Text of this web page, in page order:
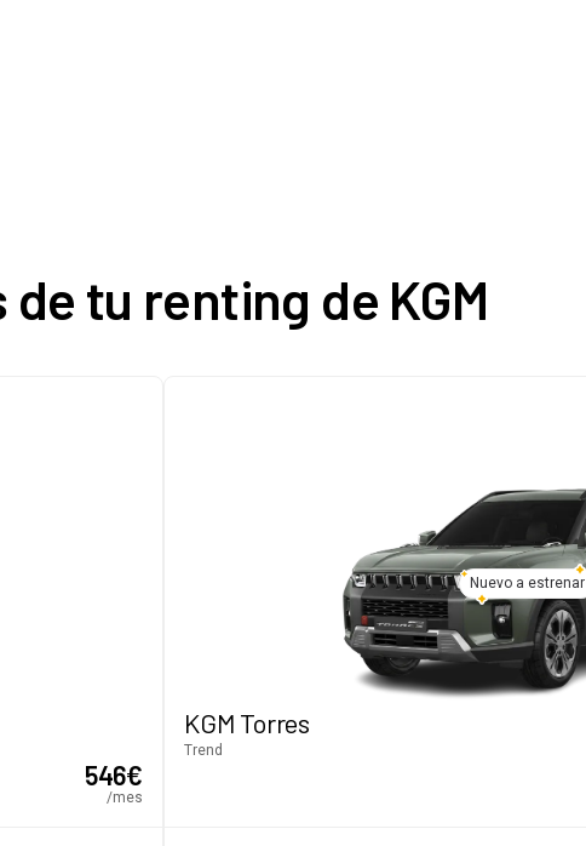
tu renting de KGM
546€
/mes
Nuevo a estrenar
KGM Torres
Trend